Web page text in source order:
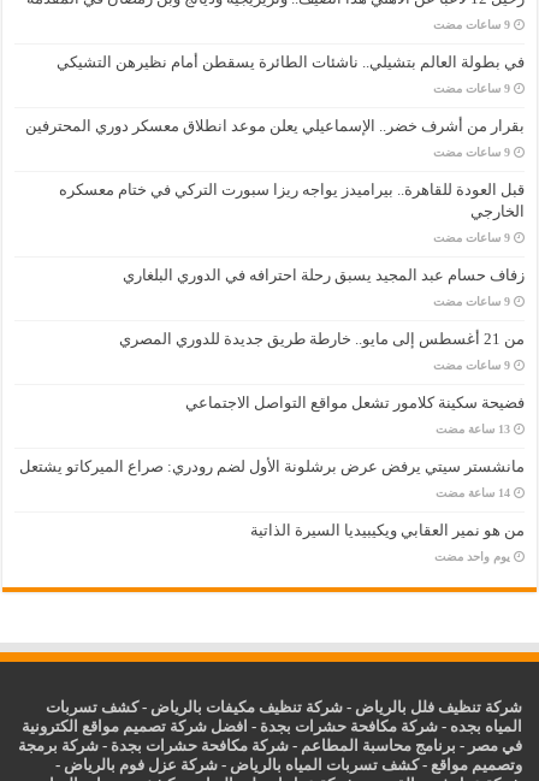
‏9 ساعات مضت
في بطولة العالم بتشيلي.. ناشئات الطائرة يسقطن أمام نظيرهن التشيكي
‏9 ساعات مضت
بقرار من أشرف خضر.. الإسماعيلي يعلن موعد انطلاق معسكر دوري المحترفين
‏9 ساعات مضت
قبل العودة للقاهرة.. بيراميدز يواجه ريزا سبورت التركي في ختام معسكره
الخارجي
‏9 ساعات مضت
زفاف حسام عبد المجيد يسبق رحلة احترافه في الدوري البلغاري
‏9 ساعات مضت
من 21 أغسطس إلى مايو.. خارطة طريق جديدة للدوري المصري
‏9 ساعات مضت
فضيحة سكينة كلامور تشعل مواقع التواصل الاجتماعي
‏13 ساعة مضت
مانشستر سيتي يرفض عرض برشلونة الأول لضم رودري: صراع الميركاتو يشتعل
‏14 ساعة مضت
من هو نمير العقابي ويكيبيديا السيرة الذاتية
‏يوم واحد مضت
شركة تنظيف فلل بالرياض -شركة تنظيف مكيفات بالرياض -كشف تسربات
المياه بجده -شركة مكافحة حشرات بجدة - افضل شركة تصميم مواقع الكترونية
في مصر - برنامج محاسبة المطاعم -شركة مكافحة حشرات بجدة -شركة برمجة
وتصميم مواقع -كشف تسربات المياه بالرياض -شركة عزل فوم بالرياض -